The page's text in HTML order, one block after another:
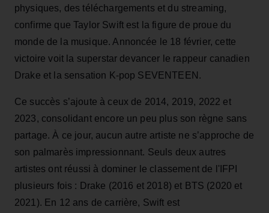
physiques, des téléchargements et du streaming,
confirme que Taylor Swift est la figure de proue du
monde de la musique. Annoncée le 18 février, cette
victoire voit la superstar devancer le rappeur canadien
Drake et la sensation K-pop SEVENTEEN.
Ce succès s’ajoute à ceux de 2014, 2019, 2022 et
2023, consolidant encore un peu plus son règne sans
partage. À ce jour, aucun autre artiste ne s’approche de
son palmarès impressionnant. Seuls deux autres
artistes ont réussi à dominer le classement de l'IFPI
plusieurs fois : Drake (2016 et 2018) et BTS (2020 et
2021). En 12 ans de carrière, Swift est